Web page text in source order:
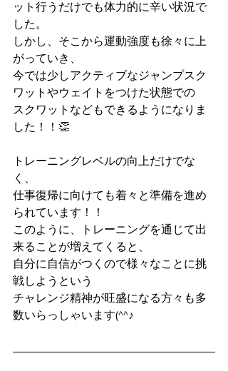
ット行うだけでも体力的に辛い状況で
した。
しかし、そこから運動強度も徐々に上
がっていき、
今では少しアクティブなジャンプスク
ワットやウェイトをつけた状態での
スクワットなどもできるようになりま
した！！👏
トレーニングレベルの向上だけでな
く、
仕事復帰に向けても着々と準備を進め
られています！！
このように、トレーニングを通じて出
来ることが増えてくると、
自分に自信がつくので様々なことに挑
戦しようという
チャレンジ精神が旺盛になる方々も多
数いらっしゃいます(^^♪